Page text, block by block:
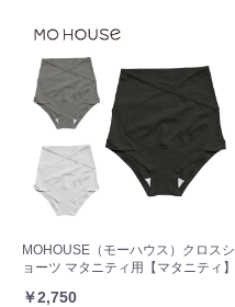
MOHOUSE（モーハウス）クロスシ
ョーツ マタニティ用【マタニティ】
￥2,750